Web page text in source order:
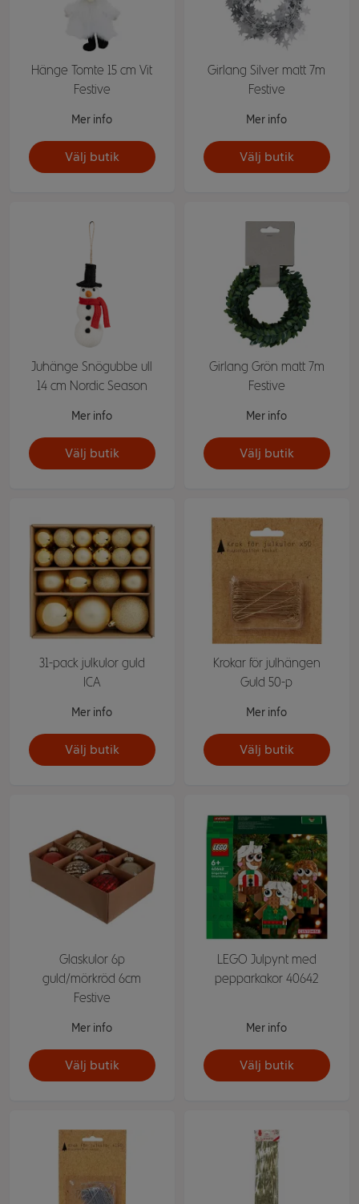
Hänge Tomte 15 cm Vit
Festive
Mer info
Välj butik
Girlang Silver matt 7m
Festive
Mer info
Välj butik
Juhänge Snögubbe ull
14 cm Nordic Season
Mer info
Välj butik
Girlang Grön matt 7m
Festive
Mer info
Välj butik
31-pack julkulor guld
ICA
Mer info
Välj butik
Krokar för julhängen
Guld 50-p
Mer info
Välj butik
Glaskulor 6p
guld/mörkröd 6cm
Festive
Mer info
Välj butik
LEGO Julpynt med
pepparkakor 40642
Mer info
Välj butik